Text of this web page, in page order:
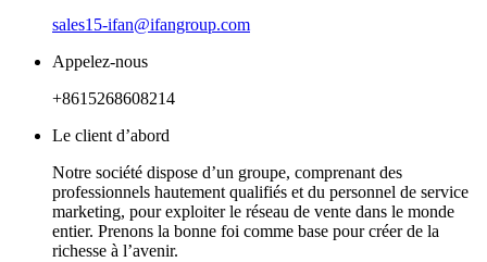
sales15-ifan@ifangroup.com
Appelez-nous
+8615268608214
Le client d’abord
Notre société dispose d’un groupe, comprenant des
professionnels hautement qualifiés et du personnel de service
marketing, pour exploiter le réseau de vente dans le monde
entier. Prenons la bonne foi comme base pour créer de la
richesse à l’avenir.